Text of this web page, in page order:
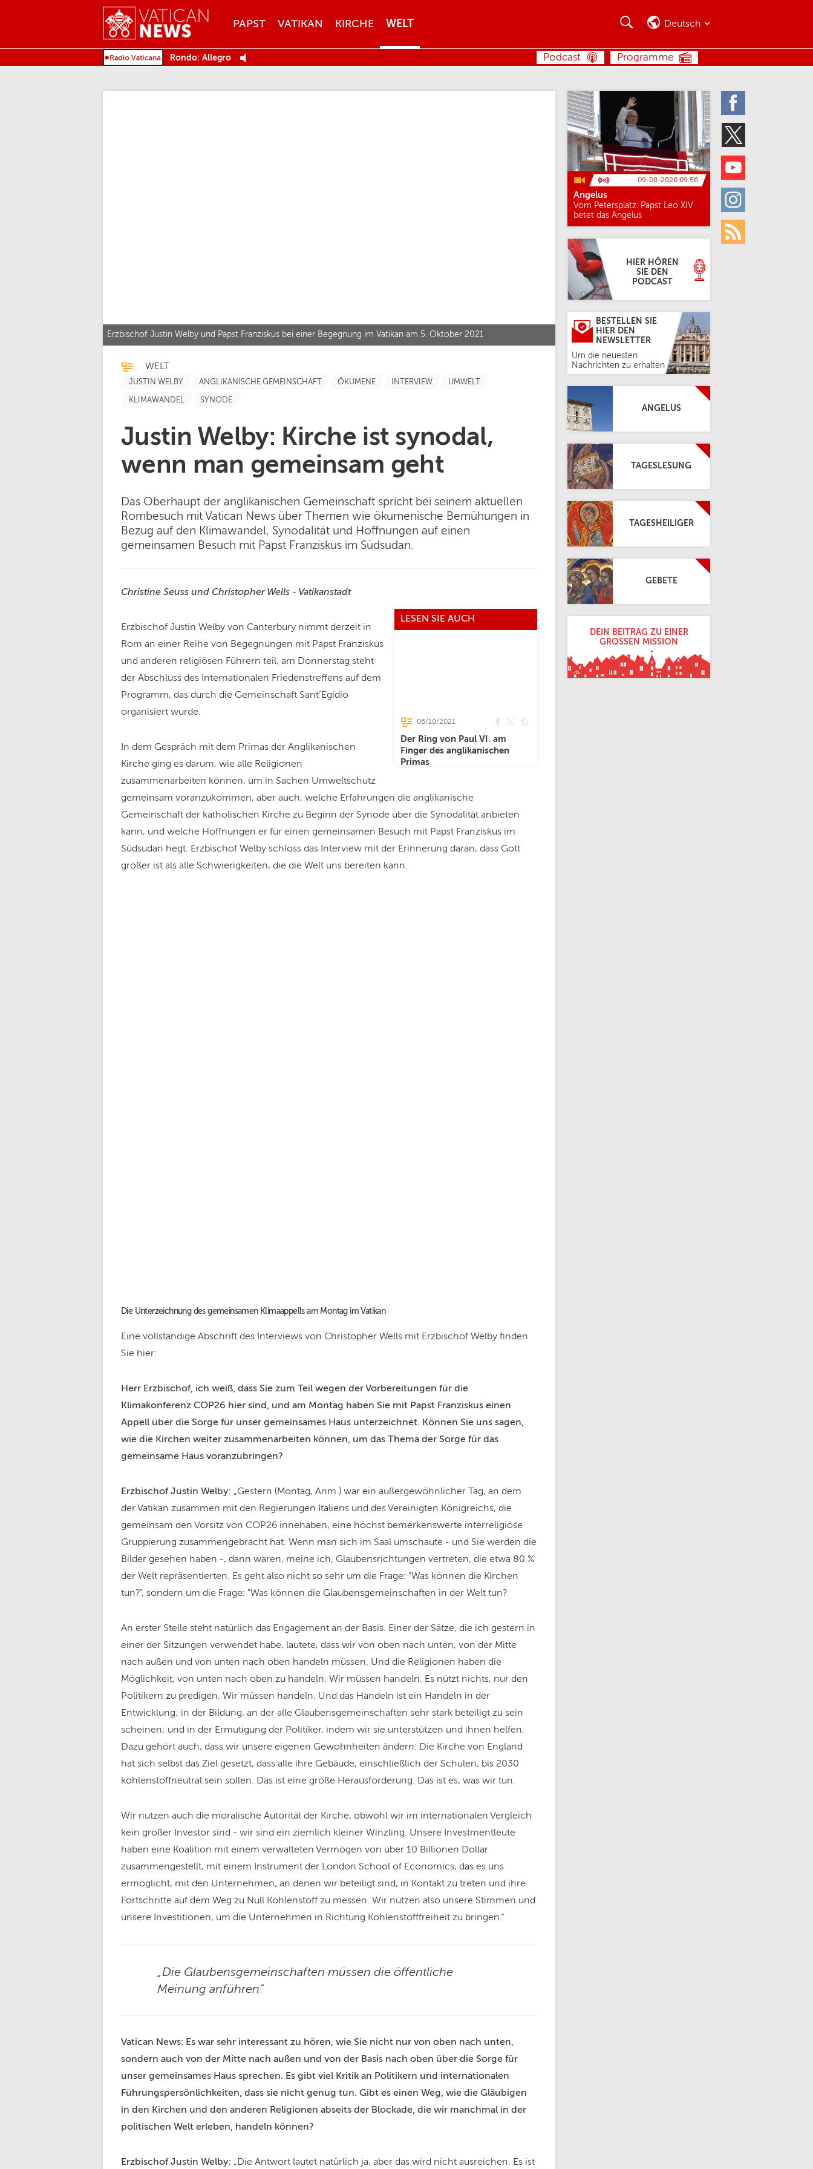
MENU
PAPST VATIKAN KIRCHE WELT
Twitter
Youtube
Instagram
Rss
SUCHE Deutsch
Rondo: Allegro Programme
Podcast
Erzbischof Justin Welby und Papst Franziskus bei einer Begegnung im Vatikan am 5. Oktober 2021
WELT
JUSTIN WELBY ANGLIKANISCHE GEMEINSCHAFT ÖKUMENE INTERVIEW UMWELT
KLIMAWANDEL SYNODE
Justin Welby: Kirche ist synodal,
wenn man gemeinsam geht
Das Oberhaupt der anglikanischen Gemeinschaft spricht bei seinem aktuellen
Rombesuch mit Vatican News über Themen wie ökumenische Bemühungen in
Bezug auf den Klimawandel, Synodalität und Hoffnungen auf einen
gemeinsamen Besuch mit Papst Franziskus im Südsudan.
LESEN SIE AUCH
06/10/2021
Der Ring von Paul VI. am
Finger des anglikanischen
Primas
Christine Seuss und Christopher Wells - Vatikanstadt
Erzbischof Justin Welby von Canterbury nimmt derzeit in
Rom an einer Reihe von Begegnungen mit Papst Franziskus
und anderen religiösen Führern teil, am Donnerstag steht
der Abschluss des Internationalen Friedenstreffens auf dem
Programm, das durch die Gemeinschaft Sant’Egidio
organisiert wurde.
In dem Gespräch mit dem Primas der Anglikanischen
Kirche ging es darum, wie alle Religionen
zusammenarbeiten können, um in Sachen Umweltschutz
gemeinsam voranzukommen, aber auch, welche Erfahrungen die anglikanische
Gemeinschaft der katholischen Kirche zu Beginn der Synode über die Synodalität anbieten
kann, und welche Hoffnungen er für einen gemeinsamen Besuch mit Papst Franziskus im
Südsudan hegt. Erzbischof Welby schloss das Interview mit der Erinnerung daran, dass Gott
größer ist als alle Schwierigkeiten, die die Welt uns bereiten kann.
Die Unterzeichnung des gemeinsamen Klimaappells am Montag im Vatikan
Eine vollständige Abschrift des Interviews von Christopher Wells mit Erzbischof Welby finden
Sie hier:
Herr Erzbischof, ich weiß, dass Sie zum Teil wegen der Vorbereitungen für die
Klimakonferenz COP26 hier sind, und am Montag haben Sie mit Papst Franziskus einen
Appell über die Sorge für unser gemeinsames Haus unterzeichnet. Können Sie uns sagen,
wie die Kirchen weiter zusammenarbeiten können, um das Thema der Sorge für das
gemeinsame Haus voranzubringen?
Erzbischof Justin Welby: „Gestern (Montag, Anm.) war ein außergewöhnlicher Tag, an dem
der Vatikan zusammen mit den Regierungen Italiens und des Vereinigten Königreichs, die
gemeinsam den Vorsitz von COP26 innehaben, eine höchst bemerkenswerte interreligiöse
Gruppierung zusammengebracht hat. Wenn man sich im Saal umschaute - und Sie werden die
Bilder gesehen haben -, dann waren, meine ich, Glaubensrichtungen vertreten, die etwa 80 %
der Welt repräsentierten. Es geht also nicht so sehr um die Frage: "Was können die Kirchen
tun?", sondern um die Frage: "Was können die Glaubensgemeinschaften in der Welt tun?
An erster Stelle steht natürlich das Engagement an der Basis. Einer der Sätze, die ich gestern in
einer der Sitzungen verwendet habe, lautete, dass wir von oben nach unten, von der Mitte
nach außen und von unten nach oben handeln müssen. Und die Religionen haben die
Möglichkeit, von unten nach oben zu handeln. Wir müssen handeln. Es nützt nichts, nur den
Politikern zu predigen. Wir müssen handeln. Und das Handeln ist ein Handeln in der
Entwicklung; in der Bildung, an der alle Glaubensgemeinschaften sehr stark beteiligt zu sein
scheinen; und in der Ermutigung der Politiker, indem wir sie unterstützen und ihnen helfen.
Dazu gehört auch, dass wir unsere eigenen Gewohnheiten ändern. Die Kirche von England
hat sich selbst das Ziel gesetzt, dass alle ihre Gebäude, einschließlich der Schulen, bis 2030
kohlenstoffneutral sein sollen. Das ist eine große Herausforderung. Das ist es, was wir tun.
Wir nutzen auch die moralische Autorität der Kirche, obwohl wir im internationalen Vergleich
kein großer Investor sind - wir sind ein ziemlich kleiner Winzling. Unsere Investmentleute
haben eine Koalition mit einem verwalteten Vermögen von über 10 Billionen Dollar
zusammengestellt, mit einem Instrument der London School of Economics, das es uns
ermöglicht, mit den Unternehmen, an denen wir beteiligt sind, in Kontakt zu treten und ihre
Fortschritte auf dem Weg zu Null Kohlenstoff zu messen. Wir nutzen also unsere Stimmen und
unsere Investitionen, um die Unternehmen in Richtung Kohlenstofffreiheit zu bringen.“
„Die Glaubensgemeinschaften müssen die öffentliche
Meinung anführen“
Vatican News: Es war sehr interessant zu hören, wie Sie nicht nur von oben nach unten,
sondern auch von der Mitte nach außen und von der Basis nach oben über die Sorge für
unser gemeinsames Haus sprechen. Es gibt viel Kritik an Politikern und internationalen
Führungspersönlichkeiten, dass sie nicht genug tun. Gibt es einen Weg, wie die Gläubigen
in den Kirchen und den anderen Religionen abseits der Blockade, die wir manchmal in der
politischen Welt erleben, handeln können?
Erzbischof Justin Welby: „Die Antwort lautet natürlich ja, aber das wird nicht ausreichen. Es ist
09-08-2026 09:56
Angelus
Vom Petersplatz: Papst Leo XIV
betet das Angelus
HIER HÖREN
SIE DEN
PODCAST
BESTELLEN SIE
HIER DEN
NEWSLETTER
Um die neuesten
Nachrichten zu erhalten
ANGELUS
TAGESLESUNG
TAGESHEILIGER
GEBETE
DEIN BEITRAG ZU EINER
GROSSEN MISSION